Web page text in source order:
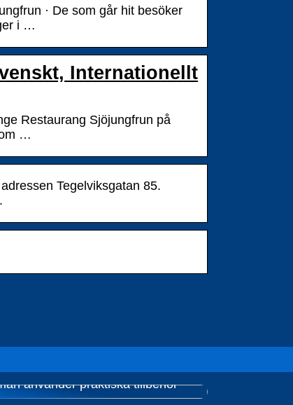
· De som går hit besöker
i …
Internationellt
Restaurang Sjöjungfrun på
…
Tegelviksgatan 85.
använder praktiska tillbehör